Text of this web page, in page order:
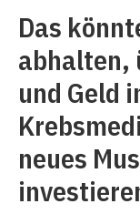
Das
abhalten,
und Geld
neues